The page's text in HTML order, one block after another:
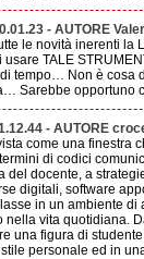
- AUTORE
le novità inerenti
usare TALE
tempo… Non è cosa
Sarebbe opportuno
- AUTORE
come una finestra
di codici
del docente, a
digitali, software
in un ambiente
nella vita quotidiana.
una figura di
personale ed in